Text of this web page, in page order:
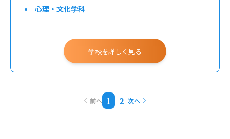
心理・文化学科
学校を詳しく見る
前へ 1 2 次へ